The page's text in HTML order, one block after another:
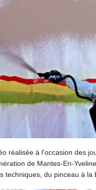
réalisée à l'occasion des
de Mantes-En-
techniques, du pinceau à